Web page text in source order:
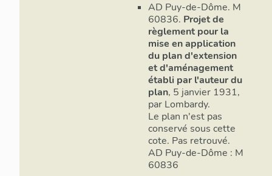
relation de
dans le
3
rue à Rome,
Brown et
italiennes.
Entre
Sorbonne,
le Cahier
dossier
5
AD Puy-de-Dôme. M
60836. Projet de
règlement pour la
mise en application
du plan d'extension
et d'aménagement
établi par l'auteur du
plan, 5 janvier 1931,
par Lombardy.
Le plan n'est pas
conservé sous cette
cote. Pas retrouvé.
AD Puy-de-Dôme : M
60836